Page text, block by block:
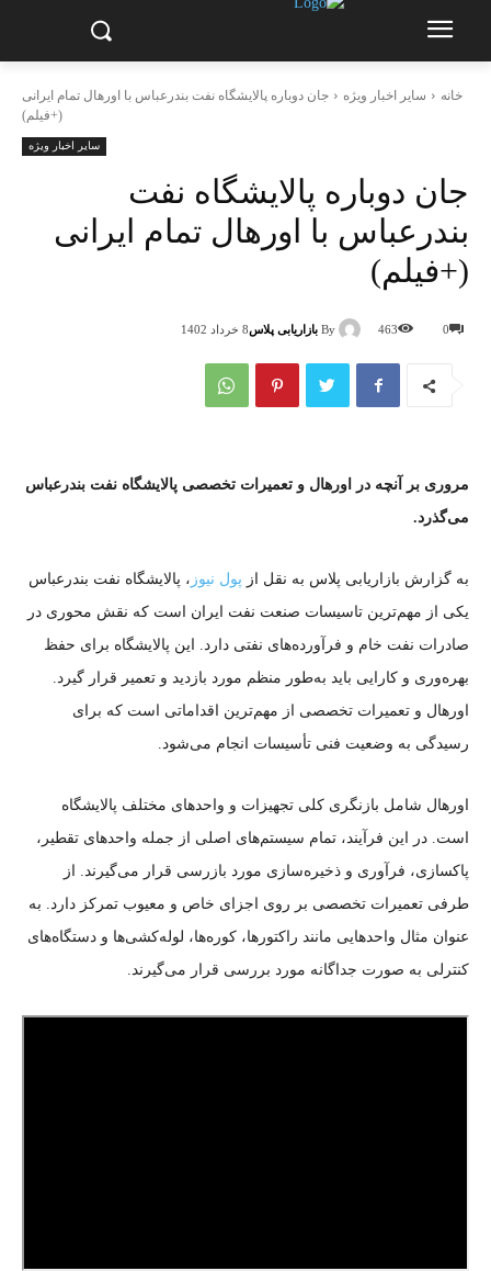
خانه سایر اخبار ویژه
جان دوباره پالایشگاه نفت بندرعباس با اورهال تمام ایرانی
(+فیلم)
سایر اخبار ویژه
جان دوباره پالایشگاه نفت
بندرعباس با اورهال تمام ایرانی
(+فیلم)
By بازاریابی پلاس8 خرداد 1402 0
463
مروری بر آنچه در اورهال و تعمیرات تخصصی پالایشگاه نفت بندرعباس
می‌گذرد.
به گزارش بازاریابی پلاس به نقل از پول نیوز ، پالایشگاه نفت بندرعباس
یکی از مهم‌ترین تاسیسات صنعت نفت ایران است که نقش محوری در
صادرات نفت خام و فرآورده‌های نفتی دارد. این پالایشگاه برای حفظ
بهره‌وری و کارایی باید به‌طور منظم مورد بازدید و تعمیر قرار گیرد.
اورهال و تعمیرات تخصصی از مهم‌ترین اقداماتی است که برای
رسیدگی به وضعیت فنی تأسیسات انجام می‌شود.
اورهال شامل بازنگری کلی تجهیزات و واحدهای مختلف پالایشگاه
است. در این فرآیند، تمام سیستم‌های اصلی از جمله واحدهای تقطیر،
پاکسازی، فرآوری و ذخیره‌سازی مورد بازرسی قرار می‌گیرند. از
طرفی تعمیرات تخصصی بر روی اجزای خاص و معیوب تمرکز دارد. به
عنوان مثال واحدهایی مانند راکتورها، کوره‌ها، لوله‌کشی‌ها و دستگاه‌های
کنترلی به صورت جداگانه مورد بررسی قرار می‌گیرند.